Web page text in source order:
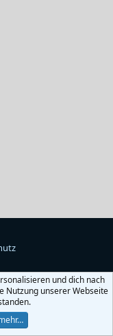
und dich nach
Nutzung unserer Webseite